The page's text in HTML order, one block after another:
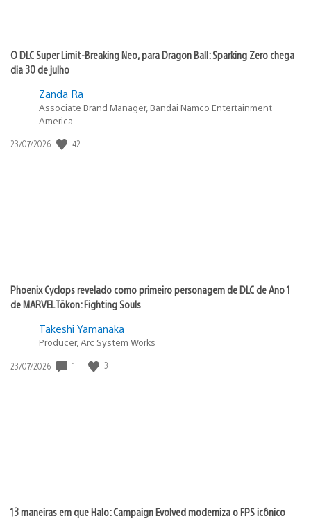
O DLC Super Limit-Breaking Neo, para Dragon Ball: Sparking Zero chega
dia 30 de julho
Zanda Ra
Associate Brand Manager, Bandai Namco Entertainment
America
Data
23/07/2026 42
Phoenix Cyclops revelado como primeiro personagem de DLC de Ano 1
de MARVEL Tōkon: Fighting Souls
Takeshi Yamanaka
Producer, Arc System Works
Data
23/07/2026 1 3
13 maneiras em que Halo: Campaign Evolved moderniza o FPS icônico